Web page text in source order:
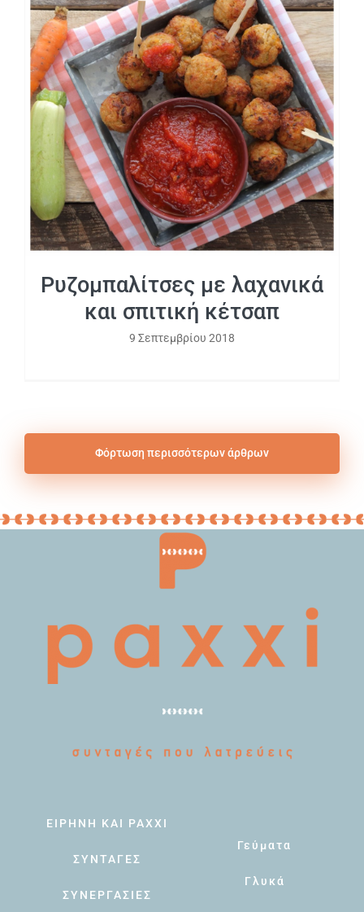
Ρυζομπαλίτσες με λαχανικά και
σπιτική κέτσαπ
Ρυζομπαλίτσες με λαχανικά
και σπιτική κέτσαπ
9 Σεπτεμβρίου 2018
Φόρτωση περισσότερων άρθρων
ΕΙΡΗΝΗ ΚΑΙ PAXXI
ΣΥΝΤΑΓΕΣ
ΣΥΝΕΡΓΑΣΙΕΣ
Γεύματα
Γλυκά